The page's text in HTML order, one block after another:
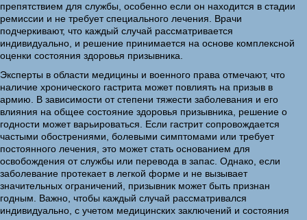
препятствием для службы, особенно если он находится в стадии
ремиссии и не требует специального лечения. Врачи
подчеркивают, что каждый случай рассматривается
индивидуально, и решение принимается на основе комплексной
оценки состояния здоровья призывника.
Эксперты в области медицины и военного права отмечают, что
наличие хронического гастрита может повлиять на призыв в
армию. В зависимости от степени тяжести заболевания и его
влияния на общее состояние здоровья призывника, решение о
годности может варьироваться. Если гастрит сопровождается
частыми обострениями, болевыми симптомами или требует
постоянного лечения, это может стать основанием для
освобождения от службы или перевода в запас. Однако, если
заболевание протекает в легкой форме и не вызывает
значительных ограничений, призывник может быть признан
годным. Важно, чтобы каждый случай рассматривался
индивидуально, с учетом медицинских заключений и состояния